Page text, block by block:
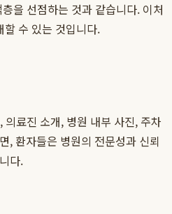
을 선점하는 것과 같습니다. 이처
수 있는 것입니다.
료진 소개, 병원 내부 사진, 주차
, 환자들은 병원의 전문성과 신뢰
다.